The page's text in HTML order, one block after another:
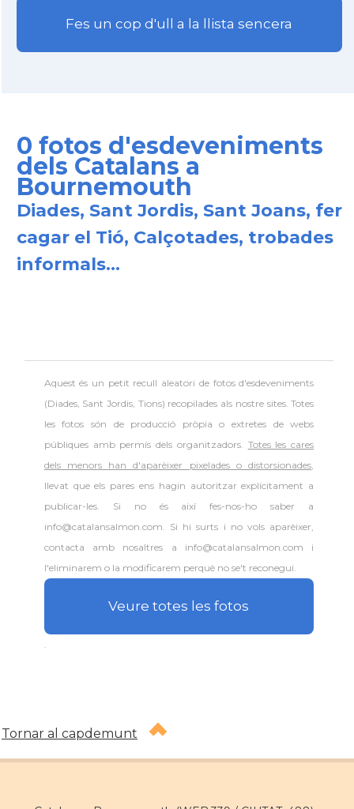
Fes un cop d'ull a la llista sencera
0 fotos d'esdeveniments
dels Catalans a
Bournemouth
Diades, Sant Jordis, Sant Joans, fer
cagar el Tió, Calçotades, trobades
informals...
Aquest és un petit recull aleatori de fotos d'esdeveniments
(Diades, Sant Jordis, Tions) recopilades als nostre sites. Totes
les fotos són de producció pròpia o extretes de webs
públiques amb permís dels organitzadors. Totes les cares
dels menors han d'aparèixer pixelades o distorsionades,
llevat que els pares ens hagin autoritzar explícitament a
publicar-les. Si no és així fes-nos-ho saber a
info@catalansalmon.com. Si hi surts i no vols aparèixer,
contacta amb nosaltres a info@catalansalmon.com i
l'eliminarem o la modificarem perquè no se't reconegui.
Veure totes les fotos
Tornar al capdemunt